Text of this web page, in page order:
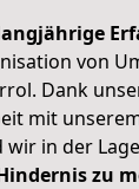
von
Dank
mit
in der
zu